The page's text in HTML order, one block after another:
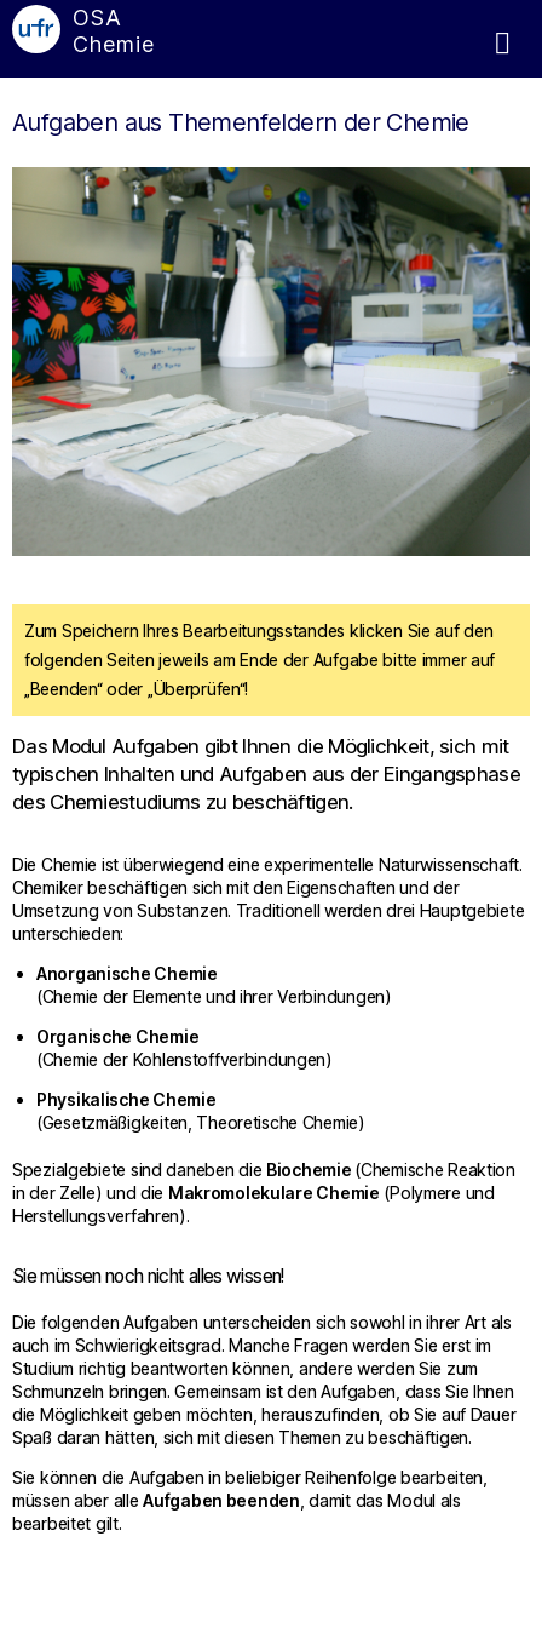
OSA
Chemie
Aufgaben aus Themenfeldern der Chemie
Zum Speichern Ihres Bearbeitungsstandes klicken Sie auf den
folgenden Seiten jeweils am Ende der Aufgabe bitte immer auf
„Beenden“ oder „Überprüfen“!
Das Modul Aufgaben gibt Ihnen die Möglichkeit, sich mit
typischen Inhalten und Aufgaben aus der Eingangsphase
des Chemiestudiums zu beschäftigen.
Die Chemie ist überwiegend eine experimentelle Naturwissenschaft.
Chemiker beschäftigen sich mit den Eigenschaften und der
Umsetzung von Substanzen. Traditionell werden drei Hauptgebiete
unterschieden:
Anorganische Chemie
(Chemie der Elemente und ihrer Verbindungen)
Organische Chemie
(Chemie der Kohlenstoffverbindungen)
Physikalische Chemie
(Gesetzmäßigkeiten, Theoretische Chemie)
Spezialgebiete sind daneben die Biochemie (Chemische Reaktion
in der Zelle) und die Makromolekulare Chemie (Polymere und
Herstellungsverfahren).
Sie müssen noch nicht alles wissen!
Die folgenden Aufgaben unterscheiden sich sowohl in ihrer Art als
auch im Schwierigkeitsgrad. Manche Fragen werden Sie erst im
Studium richtig beantworten können, andere werden Sie zum
Schmunzeln bringen. Gemeinsam ist den Aufgaben, dass Sie Ihnen
die Möglichkeit geben möchten, herauszufinden, ob Sie auf Dauer
Spaß daran hätten, sich mit diesen Themen zu beschäftigen.
Sie können die Aufgaben in beliebiger Reihenfolge bearbeiten,
müssen aber alleAufgaben beenden , damit das Modul als
bearbeitet gilt.